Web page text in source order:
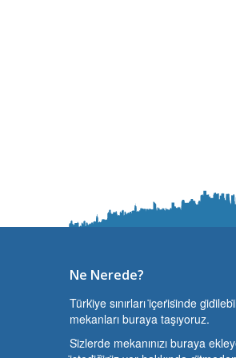
Ne Nerede?
Türki̇ye sınırları i̇çeri̇si̇nde
mekanları buraya taşıyoruz.
Si̇zlerde mekanınızı buraya